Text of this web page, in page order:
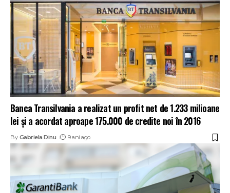
Banca Transilvania a realizat un profit net de 1.233 milioane
lei și a acordat aproape 175.000 de credite noi în 2016
By Gabriela Dinu 9 ani ago